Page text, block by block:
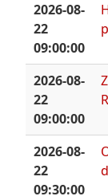
2026-08-
22
09:00:00
2026-08-
22
09:00:00
2026-08-
22
09:30:00